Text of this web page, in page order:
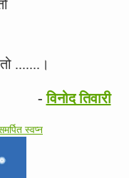
.......।
-विनोद तिवारी
स्वप्न